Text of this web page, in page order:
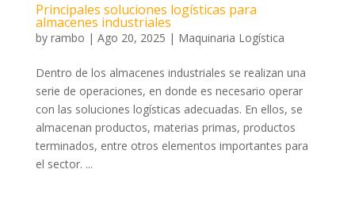
Principales soluciones logísticas para
almacenes industriales
by rambo | Ago 20, 2025 | Maquinaria Logística
Dentro de los almacenes industriales se realizan una
serie de operaciones, en donde es necesario operar
con las soluciones logísticas adecuadas. En ellos, se
almacenan productos, materias primas, productos
terminados, entre otros elementos importantes para
el sector. ...